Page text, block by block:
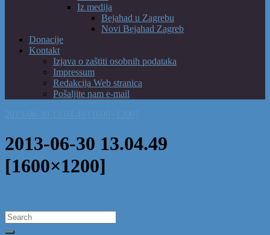
Iz medija
Bejahad u Zagrebu
Novi Bejahad Zagreb
Donacije
Kontakt
Izjava o zaštiti osobnih podataka
Impressum
Redakcija Web stranica
Pošaljite nam e-mail
2013-06-30 13.04.49
[1600×1200]
Search
for: